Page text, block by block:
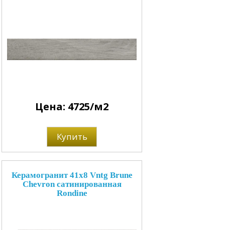
Цена: 4725/м2
Купить
Керамогранит 41x8 Vntg Brune
Chevron сатинированная
Rondine